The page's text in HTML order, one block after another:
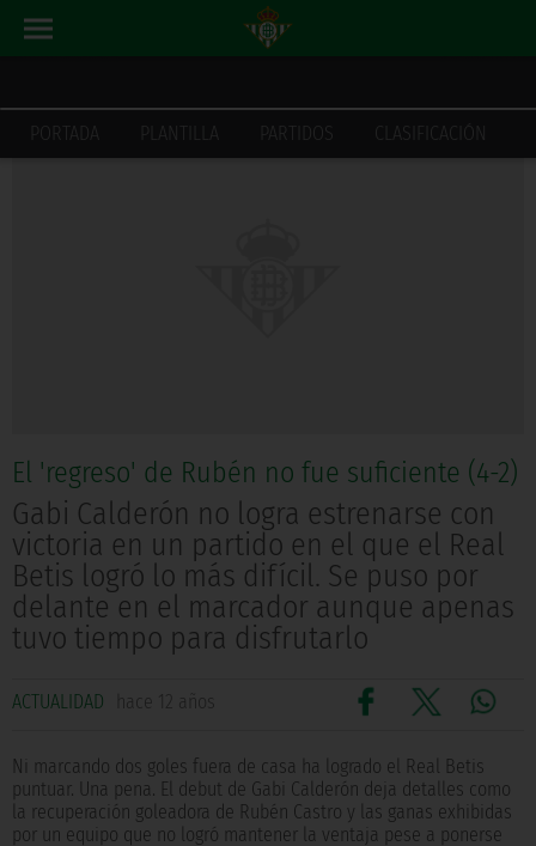
PORTADA PLANTILLA PARTIDOS CLASIFICACIÓN
El 'regreso' de Rubén no fue suficiente (4-2)
Gabi Calderón no logra estrenarse con
victoria en un partido en el que el Real
Betis logró lo más difícil. Se puso por
delante en el marcador aunque apenas
tuvo tiempo para disfrutarlo
ACTUALIDAD hace 12 años
Ni marcando dos goles fuera de casa ha logrado el Real Betis
puntuar. Una pena. El debut de Gabi Calderón deja detalles como
la recuperación goleadora de Rubén Castro y las ganas exhibidas
por un equipo que no logró mantener la ventaja pese a ponerse